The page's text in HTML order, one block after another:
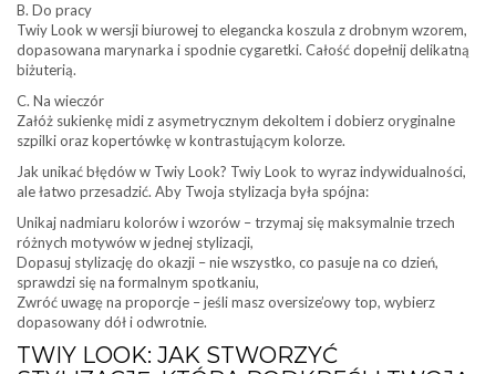
B. Do pracy
Twiy Look w wersji biurowej to elegancka koszula z drobnym wzorem,
dopasowana marynarka i spodnie cygaretki. Całość dopełnij delikatną
biżuterią.
C. Na wieczór
Załóż sukienkę midi z asymetrycznym dekoltem i dobierz oryginalne
szpilki oraz kopertówkę w kontrastującym kolorze.
Jak unikać błędów w Twiy Look? Twiy Look to wyraz indywidualności,
ale łatwo przesadzić. Aby Twoja stylizacja była spójna:
Unikaj nadmiaru kolorów i wzorów – trzymaj się maksymalnie trzech
różnych motywów w jednej stylizacji,
Dopasuj stylizację do okazji – nie wszystko, co pasuje na co dzień,
sprawdzi się na formalnym spotkaniu,
Zwróć uwagę na proporcje – jeśli masz oversize’owy top, wybierz
dopasowany dół i odwrotnie.
TWIY LOOK: JAK STWORZYĆ